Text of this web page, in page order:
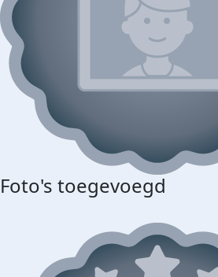
Foto's toegevoegd